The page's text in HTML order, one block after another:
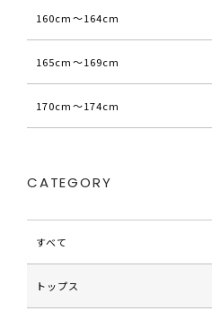
160cm〜164cm
165cm〜169cm
170cm〜174cm
CATEGORY
すべて
トップス